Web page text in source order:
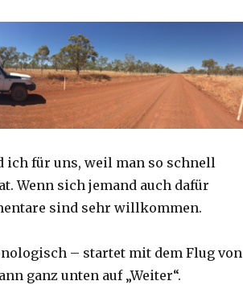
ich für uns, weil man so schnell
Wenn sich jemand auch dafür
sind sehr willkommen.
– startet mit dem Flug von
ganz unten auf „Weiter“.